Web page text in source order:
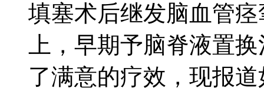
填塞术后继发脑血管
上，早期予脑脊液置
了满意的疗效，现报